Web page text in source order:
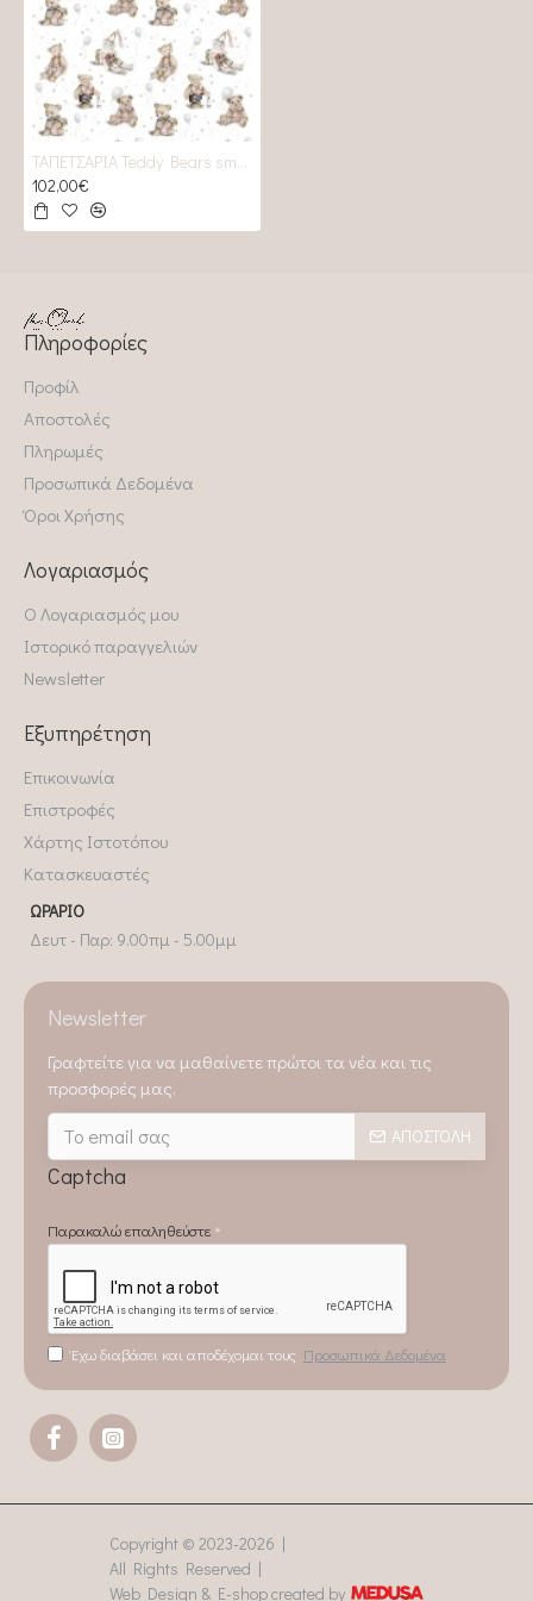
ΤΑΠΕΤΣΑΡΙΑ Teddy Bears small
102,00€
Πληροφορίες
Προφίλ
Αποστολές
Πληρωμές
Προσωπικά Δεδομένα
Όροι Χρήσης
Λογαριασμός
Ο Λογαριασμός μου
Ιστορικό παραγγελιών
Newsletter
Εξυπηρέτηση
Επικοινωνία
Επιστροφές
Χάρτης Ιστοτόπου
Κατασκευαστές
ΩΡΆΡΙΟ
Δευτ - Παρ: 9.00πμ - 5.00μμ
Newsletter
Γραφτείτε για να μαθαίνετε πρώτοι τα νέα και τις
προσφορές μας.
ΑΠΟΣΤΟΛΉ
Captcha
Παρακαλώ επαληθεύστε
Έχω διαβάσει και αποδέχομαι τους Προσωπικά Δεδομένα
Copyright © 2023-2026 |
All Rights Reserved |
Web Design & E-shop created by